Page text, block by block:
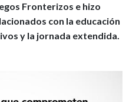
Fronterizos e hizo
con la educación
y la jornada extendida.